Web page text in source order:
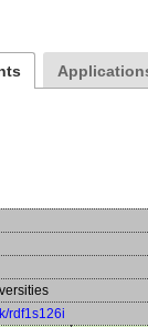
rdf1s126i